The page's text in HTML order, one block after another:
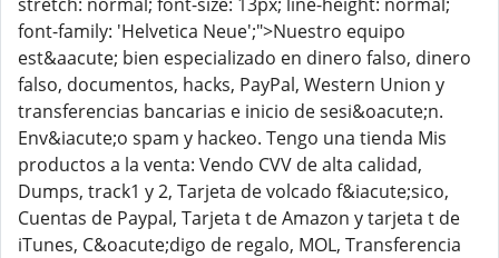
font-family: 'Helvetica Neue';">Nuestro equipo
est&aacute; bien especializado en dinero falso, dinero
falso, documentos, hacks, PayPal, Western Union y
transferencias bancarias e inicio de sesi&oacute;n.
Env&iacute;o spam y hackeo. Tengo una tienda Mis
productos a la venta: Vendo CVV de alta calidad,
Dumps, track1 y 2, Tarjeta de volcado f&iacute;sico,
Cuentas de Paypal, Tarjeta t de Amazon y tarjeta t de
iTunes, C&oacute;digo de regalo, MOL, Transferencia